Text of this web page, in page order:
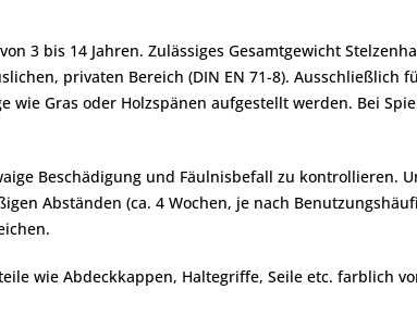
3 bis 14 Jahren. Zulässiges Gesamtgewicht
privaten Bereich (DIN EN 71-8).
wie Gras oder Holzspänen aufgestellt werden. Bei
Beschädigung und Fäulnisbefall zu kontrollieren.
Abständen (ca. 4 Wochen, je nach
wie Abdeckkappen, Haltegriffe, Seile etc. farblich